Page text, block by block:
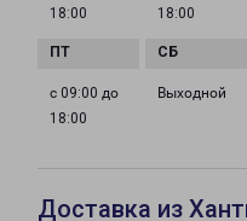
18:00
18:00
с 09:00 до
18:00
Выходной
Доставка из